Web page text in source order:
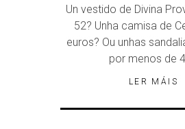
Un vestido de Divina
52? Unha camisa de
euros? Ou unhas
por menos de
LER MÁIS